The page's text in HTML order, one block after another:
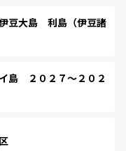
大島 利島（伊豆諸
島 ２０２７～２０２